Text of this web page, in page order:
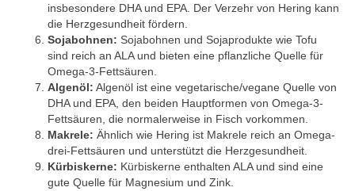
insbesondere DHA und EPA. Der Verzehr von Hering kann
die Herzgesundheit fördern.
Sojabohnen: Sojabohnen und Sojaprodukte wie Tofu
sind reich an ALA und bieten eine pflanzliche Quelle für
Omega-3-Fettsäuren.
Algenöl: Algenöl ist eine vegetarische/vegane Quelle von
DHA und EPA, den beiden Hauptformen von Omega-3-
Fettsäuren, die normalerweise in Fisch vorkommen.
Makrele: Ähnlich wie Hering ist Makrele reich an Omega-
drei-Fettsäuren und unterstützt die Herzgesundheit.
Kürbiskerne: Kürbiskerne enthalten ALA und sind eine
gute Quelle für Magnesium und Zink.